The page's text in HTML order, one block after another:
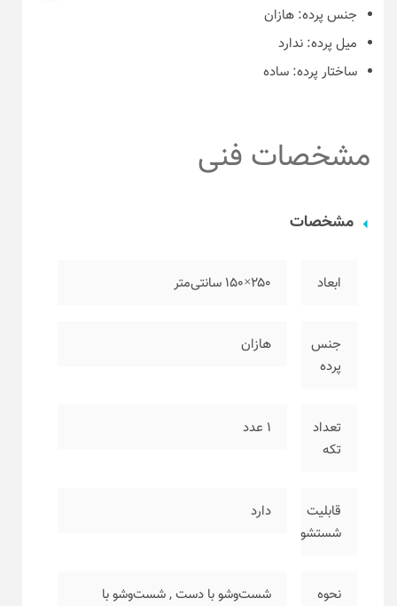
جنس پرده: هازان
میل پرده: ندارد
ساختار پرده: ساده
مشخصات فنی
مشخصات
ابعاد ۲۵۰×۱۵۰ سانتی‌متر
جنس
پرده
هازان
تعداد
تکه
۱ عدد
قابلیت
شستشو
دارد
نحوه
شست‌وشو با دست,شست‌وشو با